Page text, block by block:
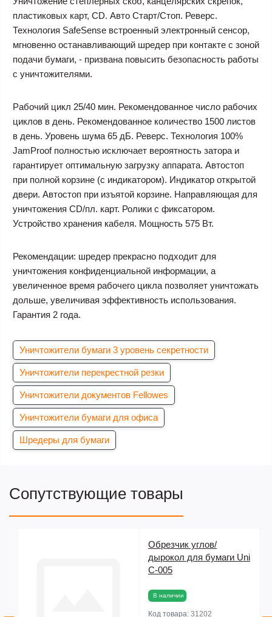
пластиковых карт, CD. Авто Старт/Стоп. Реверс.
Технология SafeSense встроенный электронный сенсор,
мгновенно останавливающий шредер при контакте с зоной
подачи бумаги, - призвана повысить безопасность работы
с уничтожителями.
Рабочий цикл 25/40 мин. Рекомендованное число рабочих
циклов в день. Рекомендованное количество 1500 листов
в день. Уровень шума 65 дБ. Реверс. Технология 100%
JamProof полностью исключает вероятность затора и
гарантирует оптимальную загрузку аппарата. Автостоп
при полной корзине (с индикатором). Индикатор открытой
двери. Автостоп при изъятой корзине. Направляющая для
уничтожения CD/пл. карт. Ролики с фиксатором.
Устройство хранения кабеля. Мощность 575 Вт.
Рекомендации: шредер прекрасно подходит для
уничтожения конфиденциальной информации, а
увеличенное время рабочего цикла позволяет уничтожать
дольше, увеличивая эффективность использования.
Гарантия 2 года.
Уничтожители бумаги 3 уровень секретности
Уничтожители перекрестной резки
Уничтожители документов Fellowes
Уничтожители бумаги для офиса
Шредеры для бумаги
Сопутствующие товары
Обрезчик углов/
дырокол для бумаги Uni
С-005
В наличии
Код товара: 31202